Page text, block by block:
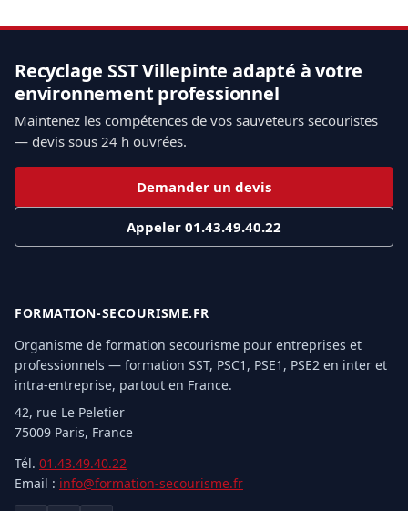
Recyclage SST Villepinte adapté à votre
environnement professionnel
Maintenez les compétences de vos sauveteurs secouristes
— devis sous 24 h ouvrées.
Demander un devis
Appeler 01.43.49.40.22
FORMATION-SECOURISME.FR
Organisme de formation secourisme pour entreprises et
professionnels — formation SST, PSC1, PSE1, PSE2 en inter et
intra-entreprise, partout en France.
42, rue Le Peletier
75009 Paris, France
Tél. 01.43.49.40.22
Email : info@formation-secourisme.fr